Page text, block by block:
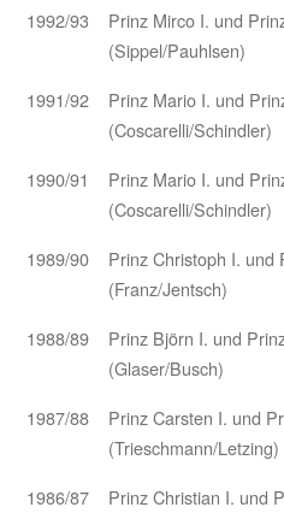
1992/93
Prinz Mirco I. und
(Sippel/Pauhlsen)
1991/92
Prinz Mario I. und
(Coscarelli/Schindler)
1990/91
Prinz Mario I. und
(Coscarelli/Schindler)
1989/90
Prinz Christoph I. und
(Franz/Jentsch)
1988/89
Prinz Björn I. und
(Glaser/Busch)
1987/88
Prinz Carsten I. und
(Trieschmann/Letzing)
1986/87
Prinz Christian I. und